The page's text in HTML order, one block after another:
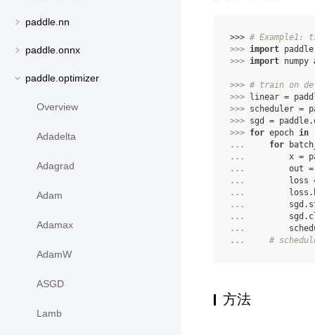
paddle.nn
paddle.onnx
paddle.optimizer
Overview
Adadelta
Adagrad
Adam
Adamax
AdamW
ASGD
Lamb
>>> # Example1:
>>> import paddle
>>> import numpy
>>> # train on
>>>
linear =
>>> scheduler =
>>> sgd = paddle.
>>> for epoch in
...
for
...
x =
...
out =
...
loss
...
loss .
...
sgd .
...
sgd .
...
...
#
方法